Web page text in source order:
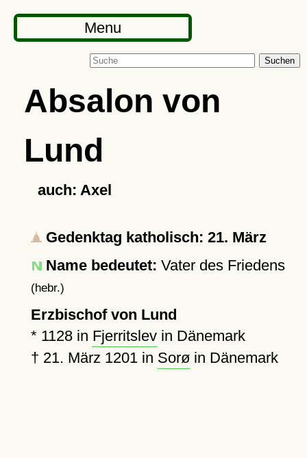
Menu
Suchen
Absalon von
Lund
auch: Axel
Gedenktag katholisch: 21. März
Name bedeutet: Vater des Friedens
(hebr.)
Erzbischof von Lund
* 1128in Fjerritslevin Dänemark
† 21. März 1201in Sorøin Dänemark